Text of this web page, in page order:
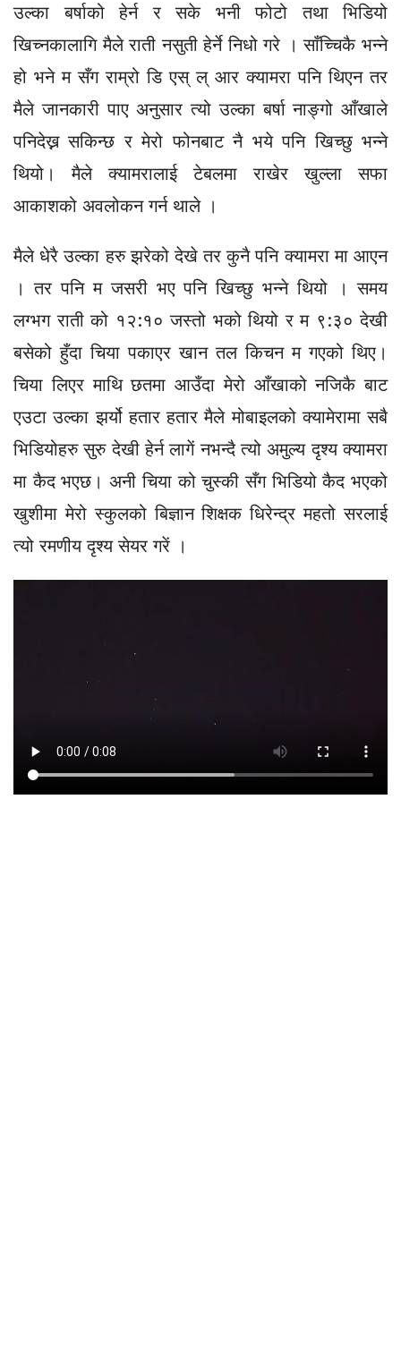
उल्का बर्षाको हेर्न र सके भनी फोटो तथा भिडियो
खिच्नकालागि मैले राती नसुती हेर्ने निधो गरे । साँच्चिकै भन्ने
हो भने म सँग राम्रो डि एस् ल् आर क्यामरा पनि थिएन तर
मैले जानकारी पाए अनुसार त्यो उल्का बर्षा नाङ्गो आँखाले
पनिदेख्न सकिन्छ र मेरो फोनबाट नै भये पनि खिच्छु भन्ने
थियो। मैले क्यामरालाई टेबलमा राखेर खुल्ला सफा
आकाशको अवलोकन गर्न थाले ।
मैले धेरै उल्का हरु झरेको देखे तर कुनै पनि क्यामरा मा आएन
। तर पनि म जसरी भए पनि खिच्छु भन्ने थियो । समय
लग्भग राती को १२:१० जस्तो भको थियो र म ९:३० देखी
बसेको हुँदा चिया पकाएर खान तल किचन म गएको थिए।
चिया लिएर माथि छतमा आउँदा मेरो आँखाको नजिकै बाट
एउटा उल्का झर्यो हतार हतार मैले मोबाइलको क्यामेरामा सबै
भिडियोहरु सुरु देखी हेर्न लागें नभन्दै त्यो अमुल्य दृश्य क्यामरा
मा कैद भएछ। अनी चिया को चुस्की सँग भिडियो कैद भएको
खुशीमा मेरो स्कुलको बिज्ञान शिक्षक धिरेन्द्र महतो सरलाई
त्यो रमणीय दृश्य सेयर गरें ।